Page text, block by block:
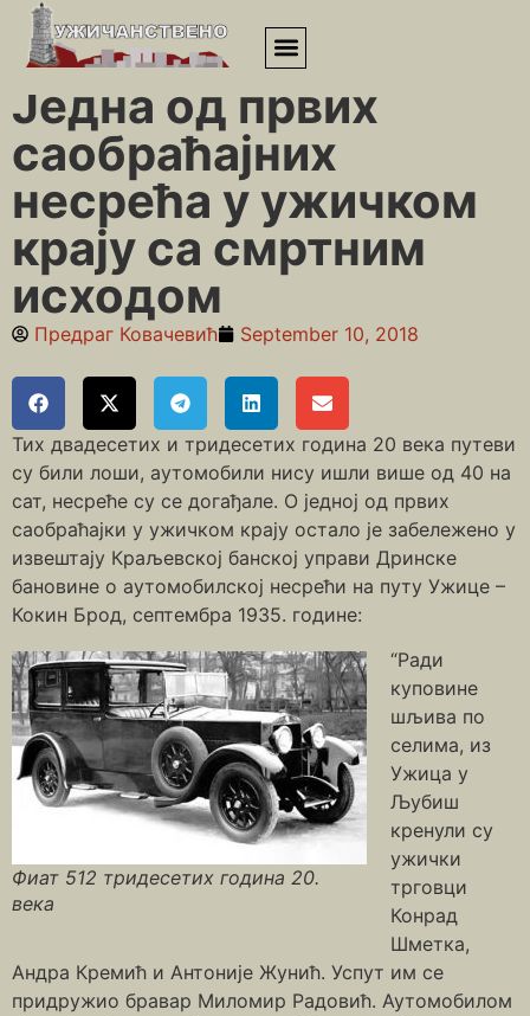
Почетна»Између два рата
Једна од првих саобраћајних
несрећа у ужичком крају са смртним исходом
Једна од првих
саобраћајних
несрећа у ужичком
крају са смртним
исходом
Предраг Ковачевић September 10, 2018
Тих двадесетих и тридесетих година 20 века путеви
су били лоши, аутомобили нису ишли више од 40 на
сат, несреће су се догађале. О једној од првих
саобраћајки у ужичком крају остало је забележено у
извештају Краљевској банској управи Дринске
бановине о аутомобилској несрећи на путу Ужице –
Кокин Брод, септембра 1935. године:
Фиат 512 тридесетих година 20.
века
“Ради
куповине
шљива по
селима, из
Ужица у
Љубиш
кренули су
ужички
трговци
Конрад
Шметка,
Андра Кремић и Антоније Жунић. Успут им се
придружио бравар Миломир Радовић. Аутомобилом